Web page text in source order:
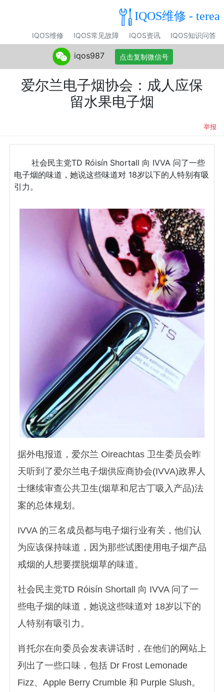
IQOS维修 - terea
IQOS维修 IQOS常见故障 IQOS资讯 IQOS知识问答
爱尔兰电子烟协会：成人应保
留水果电子烟
举报
社会民主党TD Róisín Shortall 向 IVVA 问了一些
电子烟的味道，她说这些味道对 18岁以下的人特别有吸
引力。
据外电报道，爱尔兰 Oireachtas 卫生委员会昨
天听到了爱尔兰电子烟供应商协会(IVVA)政界人
士继续审查公共卫生(烟草和尼古丁吸入产品)法
案的总体规划。
IVVA 的三名成员都与电子烟行业有关，他们认
为应该保持味道，因为那些试图使用电子烟产品
戒烟的人想要摆脱烟草的味道。
社会民主党TD Róisín Shortall 向 IVVA 问了一
些电子烟的味道，她说这些味道对 18岁以下的
人特别有吸引力。
肖托尔在向委员会发表讲话时，在他们的网站上
列出了一些口味，包括 Dr Frost Lemonade
Fizz、Apple Berry Crumble 和 Purple Slush。
iqos987 点击复制微信号